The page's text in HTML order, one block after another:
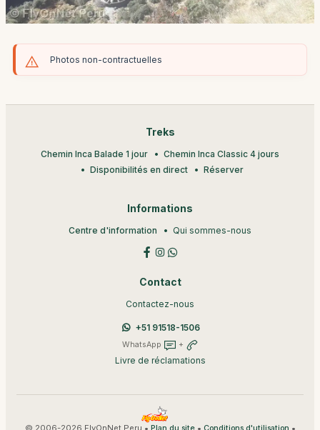
Photos non-contractuelles
Treks
Chemin Inca Balade 1 jour
Chemin Inca Classic 4 jours
Disponibilités en direct
Réserver
Informations
Centre d'information Qui sommes-nous
Contact
Contactez-nous
+51 91518-1506
WhatsApp +
Livre de réclamations
© 2006-2026 FlyOnNet Peru • • •